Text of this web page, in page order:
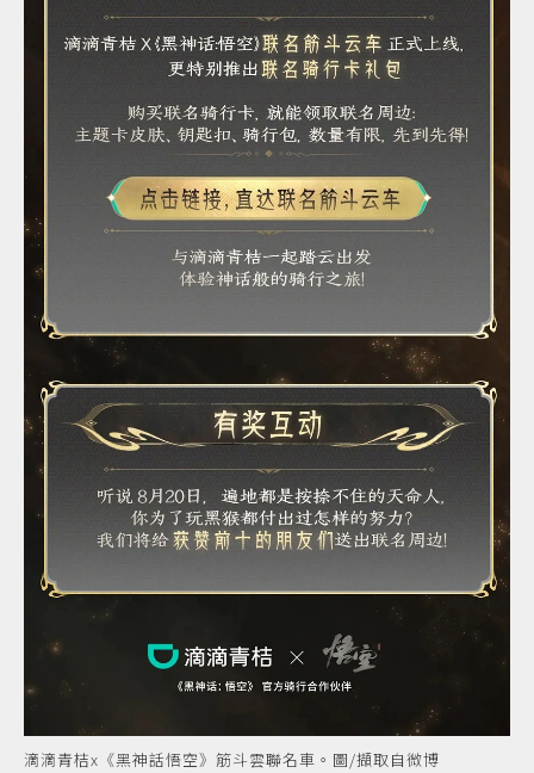
滴滴青桔x《黑神話悟空》筋斗雲聯名車。圖/擷取自微博